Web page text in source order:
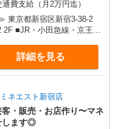
費支給（月2万円迄）
東京都新宿区新宿3-38-2
2F ■JR・小田急線・京王線
詳細を見る
ネエスト新宿店
客・販売・お店作り〜マネ
します◎